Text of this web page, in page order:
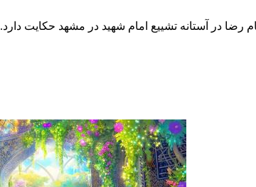
رضا در آستانه تشییع امام شهید در مشهد حکایت دارد.